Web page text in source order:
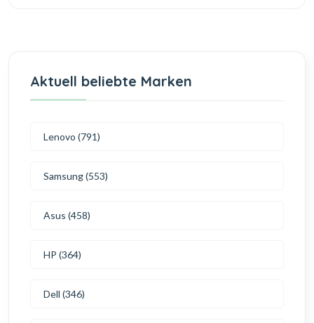
Aktuell beliebte Marken
Lenovo (791)
Samsung (553)
Asus (458)
HP (364)
Dell (346)